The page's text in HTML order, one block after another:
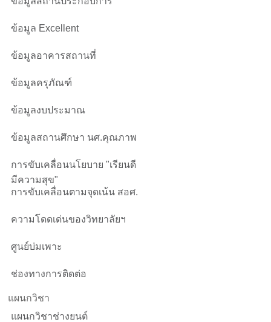
ข้อมูล Excellent
ข้อมูลอาคารสถานที่
ข้อมูลครุภัณฑ์
ข้อมูลงบประมาณ
ข้อมูลสถานศึกษา นศ.คุณภาพ
การขับเคลื่อนนโยบาย "เรียนดี
มีความสุข"
การขับเคลื่อนตามจุดเน้น สอศ.
ความโดดเด่นของวิทยาลัยฯ
ศูนย์บ่มเพาะ
ช่องทางการติดต่อ
แผนกวิชา
แผนกวิชาช่างยนต์